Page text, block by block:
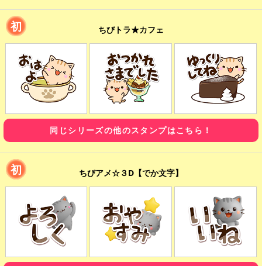
初 ちびトラ★カフェ
同じシリーズの他のスタンプはこちら！
初 ちびアメ☆３D【でか文字】